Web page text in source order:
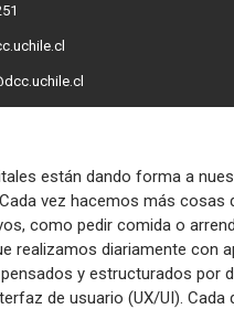
están dando forma a
vez hacemos más cosas
como pedir comida o
realizamos diariamente con
y estructurados por
de usuario (UX/UI). Cada